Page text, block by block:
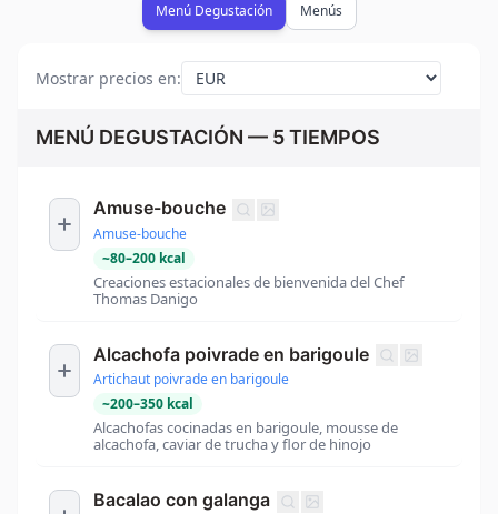
Menú Degustación Menús
Mostrar precios en:
MENÚ DEGUSTACIÓN — 5 TIEMPOS
Amuse-bouche
Amuse-bouche
~80–200 kcal
Creaciones estacionales de bienvenida del Chef
Thomas Danigo
Alcachofa poivrade en barigoule
Artichaut poivrade en barigoule
~200–350 kcal
Alcachofas cocinadas en barigoule, mousse de
alcachofa, caviar de trucha y flor de hinojo
Bacalao con galanga